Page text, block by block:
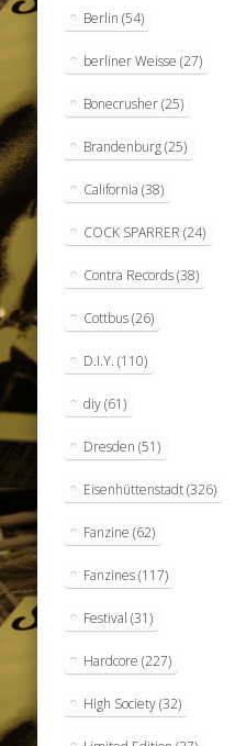
Berlin (54)
berliner Weisse (27)
Bonecrusher(25)
Brandenburg(25)
California (38)
COCK SPARRER (24)
Contra Records(38)
Cottbus(26)
D.I.Y. (110)
diy(61)
Dresden (51)
Eisenhüttenstadt(326)
Fanzine (62)
Fanzines(117)
Festival (31)
Hardcore (227)
High Society(32)